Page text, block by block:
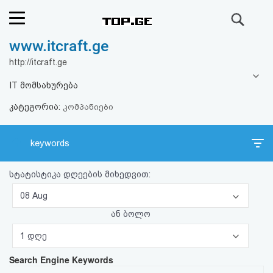
რეიტინგი
ფოსტა
კითხვა-
პასუხი
ავტორიზაცია
რეგისტრაცია
პაროლის
www.itcraft.ge
http://itcraft.ge
IT მომსახურება
კატეგორია: კომპანიები
keywords
სტატისტიკა დღეების მიხედვით:
08 Aug
ან ბოლო
1 დღე
Search Engine Keywords